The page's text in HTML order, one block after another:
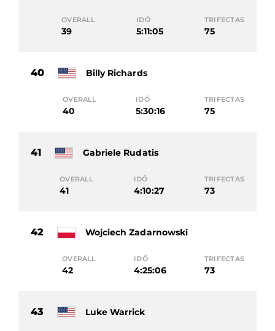
OVERALL
39
IDŐ
5:11:05
TRIFECTAS
75
40 Billy Richards
OVERALL
40
IDŐ
5:30:16
TRIFECTAS
75
41 Gabriele Rudatis
OVERALL
41
IDŐ
4:10:27
TRIFECTAS
73
42 Wojciech Zadarnowski
OVERALL
42
IDŐ
4:25:06
TRIFECTAS
73
43 Luke Warrick